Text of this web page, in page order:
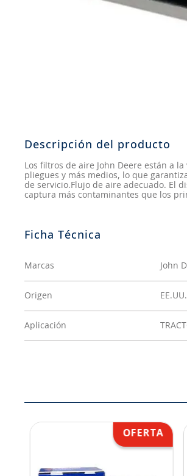
Descripción del producto
Los filtros de aire John Deere están a
pliegues y más medios, lo que
de servicio.Flujo de aire adecuado. El
captura más contaminantes que los
Marcas John
Origen EE.UU.
Aplicación